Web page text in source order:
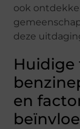
ook
deze
Huidige
en